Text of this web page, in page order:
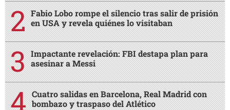
Fabio Lobo rompe el silencio tras salir de prisión
en USA y revela quiénes lo visitaban
Impactante revelación: FBI destapa plan para
asesinar a Messi
Cuatro salidas en Barcelona, Real Madrid con
bombazo y traspaso del Atlético